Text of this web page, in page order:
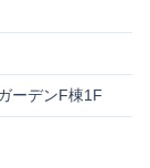
ーデンF棟1F